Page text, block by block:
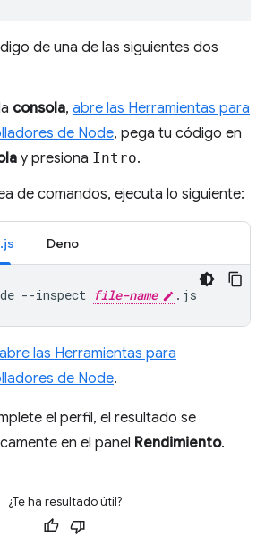
de una de las siguientes dos
consola, abre las Herramientas para
de Node, pega tu código en
y presiona Intro.
de comandos, ejecuta lo siguiente:
Deno
--inspect file-name .js
abre las Herramientas para
de Node.
el perfil, el resultado se
en el panel Rendimiento.
¿Te ha resultado útil?